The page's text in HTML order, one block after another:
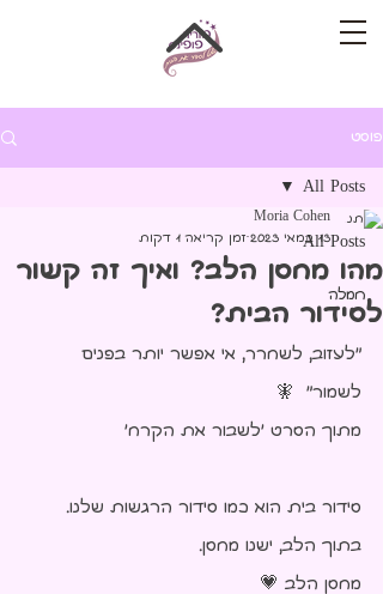
פוסט
All Posts
חמלה
All Posts
מהו מחסן הלב? ואיך זה קשור
לסידור הבית?
Moria Cohen
13 במאי 2023
זמן קריאה 1 דקות
"לעזוב, לשחרר, אי אפשר יותר בפנים
לשמור"  🧚‍
מתוך הסרט 'לשבור את הקרח'
סידור בית הוא כמו סידור הרגשות שלנו.
בתוך הלב, ישנו מחסן.
מחסן הלב 💗